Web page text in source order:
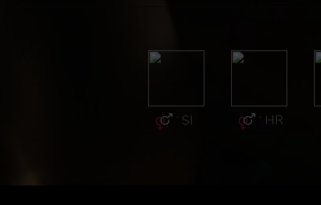
· SI · HR